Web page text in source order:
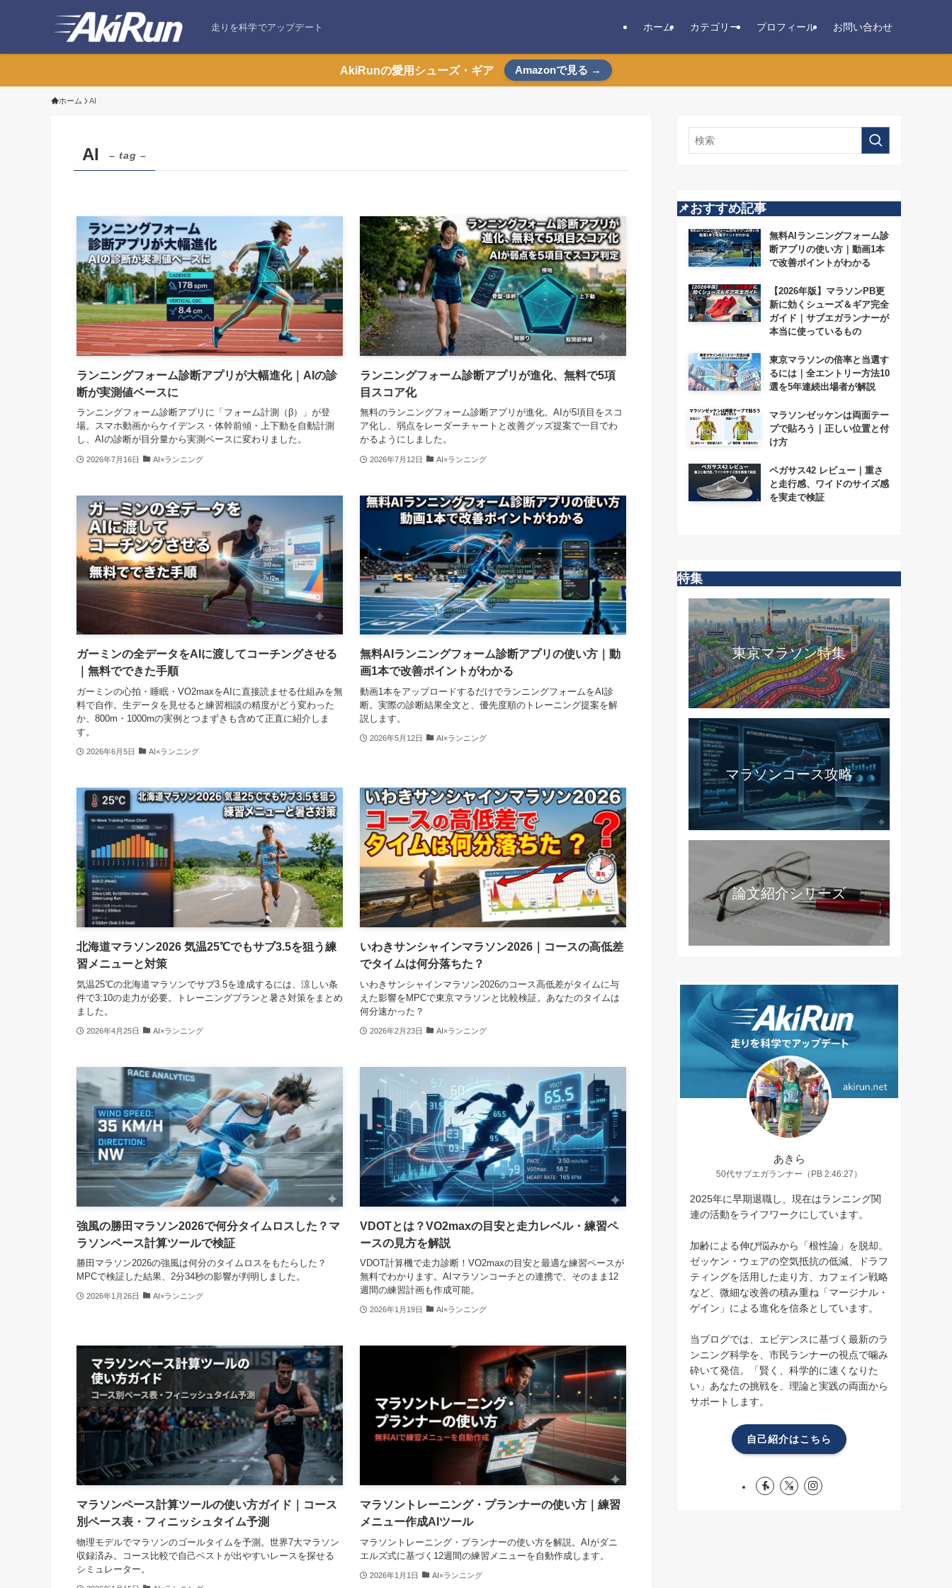
走りを科学でアップデート ホーム カテゴリー プロフィール お問い合わせ
AkiRunの愛用シューズ・ギア Amazonで見る →
ホーム AI
AI – tag –
ランニングフォーム診断アプリが大幅進化｜AIの診
断が実測値ベースに
ランニングフォーム診断アプリに「フォーム計測（β）」が登
場。スマホ動画からケイデンス・体幹前傾・上下動を自動計測
し、AIの診断が目分量から実測ベースに変わりました。
2026年7月16日 AI×ランニング
ランニングフォーム診断アプリが進化、無料で5項
目スコア化
無料のランニングフォーム診断アプリが進化。AIが5項目をスコ
ア化し、弱点をレーダーチャートと改善グッズ提案で一目でわ
かるようにしました。
2026年7月12日 AI×ランニング
ガーミンの全データをAIに渡してコーチングさせる
｜無料でできた手順
ガーミンの心拍・睡眠・VO2maxをAIに直接読ませる仕組みを無
料で自作。生データを見せると練習相談の精度がどう変わった
か、800m・1000mの実例とつまずきも含めて正直に紹介しま
す。
2026年6月5日 AI×ランニング
無料AIランニングフォーム診断アプリの使い方｜動
画1本で改善ポイントがわかる
動画1本をアップロードするだけでランニングフォームをAI診
断。実際の診断結果全文と、優先度順のトレーニング提案を解
説します。
2026年5月12日 AI×ランニング
北海道マラソン2026 気温25℃でもサブ3.5を狙う練
習メニューと対策
気温25℃の北海道マラソンでサブ3.5を達成するには、涼しい条
件で3:10の走力が必要。トレーニングプランと暑さ対策をまとめ
ました。
2026年4月25日 AI×ランニング
いわきサンシャインマラソン2026｜コースの高低差
でタイムは何分落ちた？
いわきサンシャインマラソン2026のコース高低差がタイムに与
えた影響をMPCで東京マラソンと比較検証。あなたのタイムは
何分速かった？
2026年2月23日 AI×ランニング
強風の勝田マラソン2026で何分タイムロスした？マ
ラソンペース計算ツールで検証
勝田マラソン2026の強風は何分のタイムロスをもたらした？
MPCで検証した結果、2分34秒の影響が判明しました。
2026年1月26日 AI×ランニング
VDOTとは？VO2maxの目安と走力レベル・練習ペ
ースの見方を解説
VDOT計算機で走力診断！VO2maxの目安と最適な練習ペースが
無料でわかります。AIマラソンコーチとの連携で、そのまま12
週間の練習計画も作成可能。
2026年1月19日 AI×ランニング
マラソンペース計算ツールの使い方ガイド｜コース
別ペース表・フィニッシュタイム予測
物理モデルでマラソンのゴールタイムを予測。世界7大マラソン
収録済み。コース比較で自己ベストが出やすいレースを探せる
シミュレーター。
マラソントレーニング・プランナーの使い方｜練習
メニュー作成AIツール
マラソントレーニング・プランナーの使い方を解説。AIがダニ
エルズ式に基づく12週間の練習メニューを自動作成します。
2026年1月1日 AI×ランニング
📌おすすめ記事
無料AIランニングフォーム診
断アプリの使い方｜動画1本
で改善ポイントがわかる
【2026年版】マラソンPB更
新に効くシューズ＆ギア完全
ガイド｜サブエガランナーが
本当に使っているもの
東京マラソンの倍率と当選す
るには｜全エントリー方法10
選を5年連続出場者が解説
マラソンゼッケンは両面テー
プで貼ろう｜正しい位置と付
け方
ペガサス42 レビュー｜重さ
と走行感、ワイドのサイズ感
を実走で検証
特集
東京マラソン特集
マラソンコース攻略
論文紹介シリーズ
あきら
50代サブエガランナー（PB 2:46:27）
2025年に早期退職し、現在はランニング関
連の活動をライフワークにしています。
加齢による伸び悩みから「根性論」を脱却。
ゼッケン・ウェアの空気抵抗の低減、ドラフ
ティングを活用した走り方、カフェイン戦略
など、微細な改善の積み重ね「マージナル・
ゲイン」による進化を信条としています。
当ブログでは、エビデンスに基づく最新のラ
ンニング科学を、市民ランナーの視点で噛み
砕いて発信。「賢く、科学的に速くなりた
い」あなたの挑戦を、理論と実践の両面から
サポートします。
自己紹介はこちら